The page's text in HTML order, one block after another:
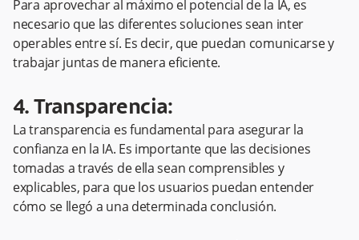
Para aprovechar al máximo el potencial de la IA, es
necesario que las diferentes soluciones sean inter
operables entre sí. Es decir, que puedan comunicarse y
trabajar juntas de manera eficiente.
4. Transparencia:
La transparencia es fundamental para asegurar la
confianza en la IA. Es importante que las decisiones
tomadas a través de ella sean comprensibles y
explicables, para que los usuarios puedan entender
cómo se llegó a una determinada conclusión.